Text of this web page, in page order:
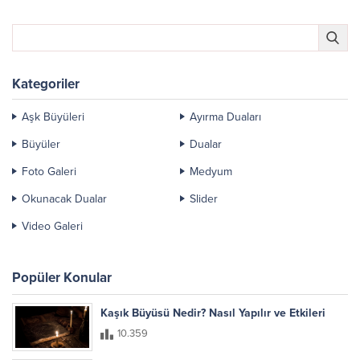
Kategoriler
Aşk Büyüleri
Ayırma Duaları
Büyüler
Dualar
Foto Galeri
Medyum
Okunacak Dualar
Slider
Video Galeri
Popüler Konular
Kaşık Büyüsü Nedir? Nasıl Yapılır ve Etkileri
10.359